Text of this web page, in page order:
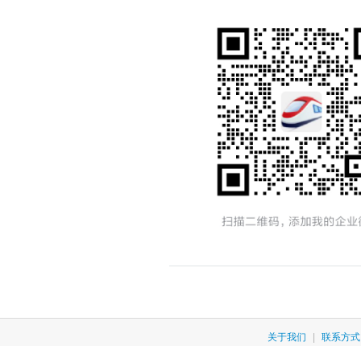
关于我们
联系方式